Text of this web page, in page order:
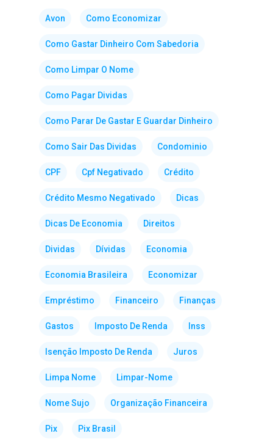
Avon Como Economizar
Como Gastar Dinheiro Com Sabedoria
Como Limpar O Nome
Como Pagar Dividas
Como Parar De Gastar E Guardar Dinheiro
Como Sair Das Dividas Condominio
CPF Cpf Negativado Crédito
Crédito Mesmo Negativado Dicas
Dicas De Economia Direitos
Dividas Dívidas Economia
Economia Brasileira Economizar
Empréstimo Financeiro Finanças
Gastos Imposto De Renda Inss
Isenção Imposto De Renda Juros
Limpa Nome Limpar-Nome
Nome Sujo Organização Financeira
Pix Pix Brasil